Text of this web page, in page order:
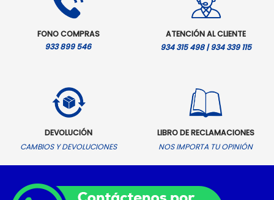
FONO COMPRAS
933 899 546
ATENCIÓN AL CLIENTE
934 315 498 | 934 339 115
DEVOLUCIÓN
CAMBIOS Y DEVOLUCIONES
LIBRO DE RECLAMACIONES
NOS IMPORTA TU OPINIÓN